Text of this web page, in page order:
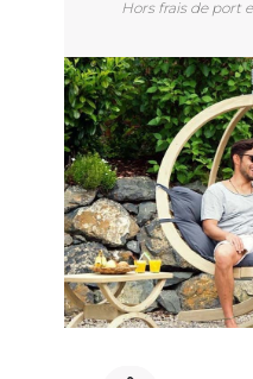
Hors frais de port